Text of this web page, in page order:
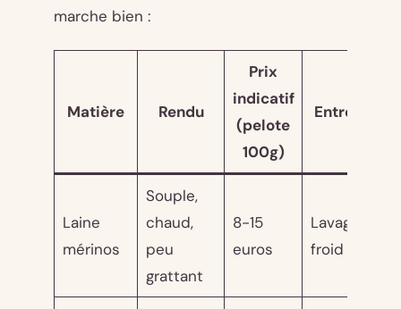
marche bien :
Matière Rendu
Prix
indicatif
(pelote
100g)
Entretien
Laine
mérinos
Souple,
chaud,
peu
grattant
8-15
euros
Lavage à
froid main